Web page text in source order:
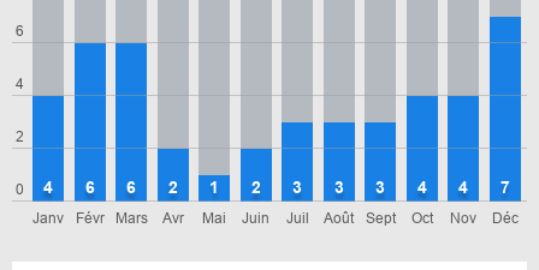
0
2
4
6
Janv
4
Févr
6
Mars
6
Avr
2
Mai
1
Juin
2
Juil
3
Août
3
Sept
3
Oct
4
Nov
4
Déc
7